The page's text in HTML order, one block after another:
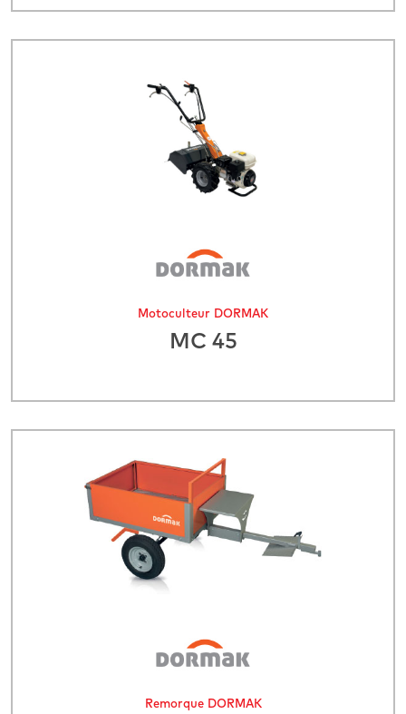
Motoculteur DORMAK
MC 45
Remorque DORMAK